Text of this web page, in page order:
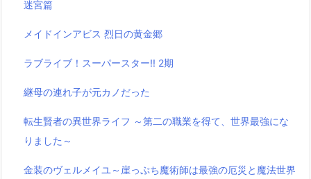
迷宮篇
メイドインアビス 烈日の黄金郷
ラブライブ！スーパースター!! 2期
継母の連れ子が元カノだった
転生賢者の異世界ライフ ～第二の職業を得て、世界最強にな
りました～
金装のヴェルメイユ～崖っぷち魔術師は最強の厄災と魔法世界